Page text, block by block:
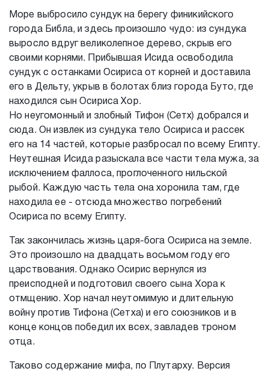
Море выбросило сундук на берегу финикийского
города Библа, и здесь произошло чудо: из сундука
выросло вдруг великолепное дерево, скрыв его
своими корнями. Прибывшая Исида освободила
сундук с останками Осириса от корней и доставила
его в Дельту, укрыв в болотах близ города Буто, где
находился сын Осириса Хор.
Но неугомонный и злобный Тифон (Сетх) добрался и
сюда. Он извлек из сундука тело Осириса и рассек
его на 14 частей, которые разбросал по всему Египту.
Неутешная Исида разыскала все части тела мужа, за
исключением фаллоса, проглоченного нильской
рыбой. Каждую часть тела она хоронила там, где
находила ее - отсюда множество погребений
Осириса по всему Египту.
Так закончилась жизнь царя-бога Осириса на земле.
Это произошло на двадцать восьмом году его
царствования. Однако Осирис вернулся из
преисподней и подготовил своего сына Хора к
отмщению. Хор начал неутомимую и длительную
войну против Тифона (Сетха) и его союзников и в
конце концов победил их всех, завладев троном
отца.
Таково содержание мифа, по Плутарху. Версия